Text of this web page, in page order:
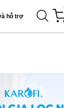
hỗ trợ